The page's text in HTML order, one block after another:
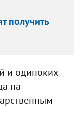
получить
и одиноких
на